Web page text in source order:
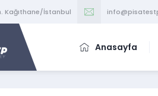
Kağıthane/İstanbul
Anasayfa